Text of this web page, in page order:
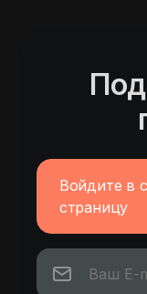
Войдите в
страницу